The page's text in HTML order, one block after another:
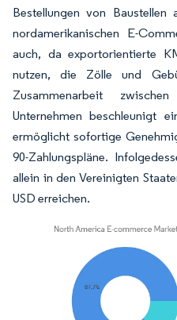
Bestellungen von
nordamerikanischen E-
auch, da exportorientierte
nutzen, die Zölle und
Zusammenarbeit
Unternehmen beschleunigt
ermöglicht sofortige
90-Zahlungspläne.
allein in den Vereinigten
USD erreichen.